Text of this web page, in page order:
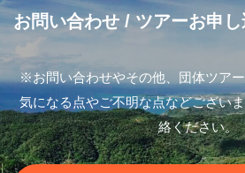
お問い合わせ / ツアーお申
※お問い合わせやその他、団体ツア
気になる点やご不明な点などござい
絡ください。